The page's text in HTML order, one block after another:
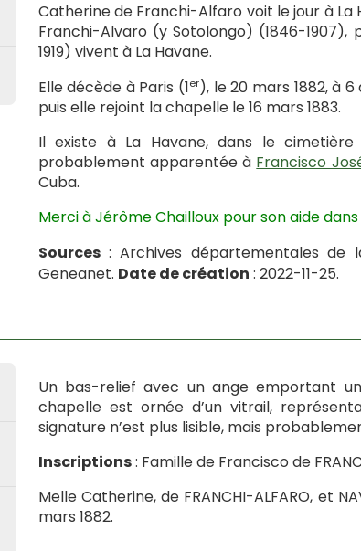
Catherine de Franchi-Alfaro voit le jour à La
Franchi-Alvaro (y Sotolongo) (1846-
1919) vivent à La Havane.
Elle décède à Paris (1er), le 20 mars 1882, à
puis elle rejoint la chapelle le 16 mars 1883.
Il existe à La Havane, dans le
probablement apparentée à Francisco
Cuba.
Merci à Jérôme Chailloux pour son aide
Sources: Archives départementales de
Geneanet. Date de création : 2022-11-25.
Un bas-relief avec un ange emportant
chapelle est ornée d’un vitrail,
signature n’est plus lisible, mais
Inscriptions: Famille de Francisco de
Melle Catherine, de FRANCHI-ALFARO, et
mars 1882.